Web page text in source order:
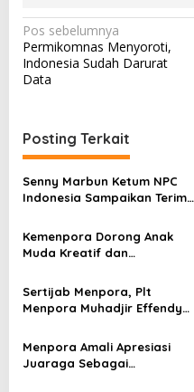
N
a
v
g
a
s
i
p
o
s
Pos sebelumnya
Permikomnas Menyoroti,
Indonesia Sudah Darurat
Data
Posting Terkait
Senny Marbun Ketum NPC
Indonesia Sampaikan Terima
Atas Dukungan Penuhnya
Kemenpora Dorong Anak
Muda Kreatif dan
Internasional
Sertijab Menpora, Plt
Menpora Muhadjir Effendy
Berjalan dengan Baik
Menpora Amali Apresiasi
Juaraga Sebagai